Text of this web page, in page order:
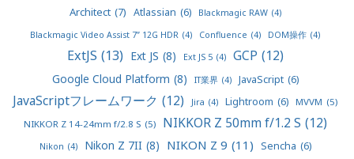
Architect (7) Atlassian (6) Blackmagic RAW (4)
Blackmagic Video Assist 7” 12G HDR (4) Confluence (4) DOM操作 (4)
ExtJS (13) Ext JS (8) Ext JS 5 (4) GCP (12)
Google Cloud Platform (8) IT業界 (4) JavaScript (6)
JavaScriptフレームワーク (12) Jira (4) Lightroom (6) MVVM (5)
NIKKOR Z 14-24mm f/2.8 S (5) NIKKOR Z 50mm f/1.2 S (12)
Nikon (4) Nikon Z 7II (8) NIKON Z 9 (11) Sencha (6)